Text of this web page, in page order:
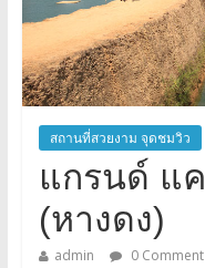
สถานที่สวยงาม จุดชมวิว
แกรนด์ แ
(หางดง)
admin 0 Comment